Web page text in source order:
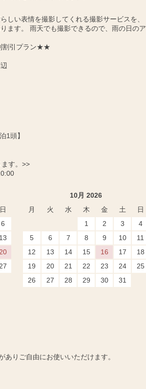
しい表情を撮影してくれる撮影サービスを、
ます。 雨天でも撮影できるので、雨の日のア
割引プラン★★
1頭】
す。>>
日
6
13
20
27
10月 2026
月
火 水 木 金 土
日
1
2 3
4
5
6 7 8 9 10
11
12
13 14 15 16 17
18
19
20 21 22 23 24
25
26
27 28 29 30 31
りご自由にお使いいただけます。